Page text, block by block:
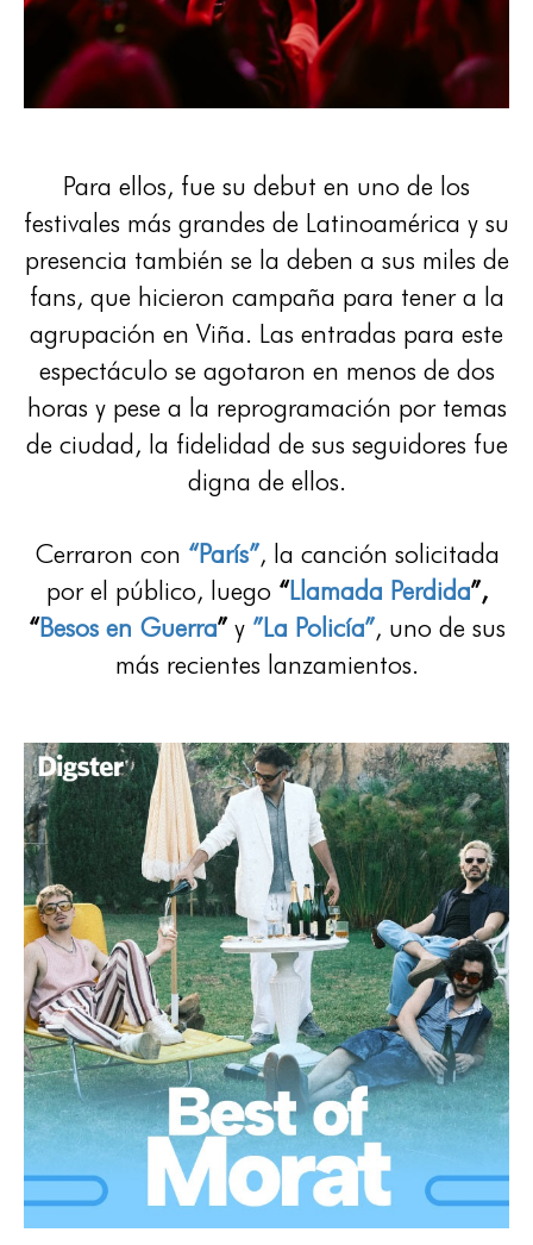
Para ellos, fue su debut en uno de los
festivales más grandes de Latinoamérica y su
presencia también se la deben a sus miles de
fans, que hicieron campaña para tener a la
agrupación en Viña. Las entradas para este
espectáculo se agotaron en menos de dos
horas y pese a la reprogramación por temas
de ciudad, la fidelidad de sus seguidores fue
digna de ellos.
Cerraron con “París”, la canción solicitada
por el público, luego “Llamada Perdida”,
“Besos en Guerra”y ”La Policía”, uno de sus
más recientes lanzamientos.